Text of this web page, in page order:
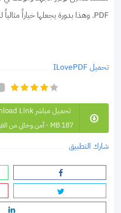
PDF. وهذا بدورة يجعلها خياراً مثالياً للعديد من الأعمال اليومية.
تحميل ILovePDF
تحميل مباشر Download Link
187 MB - آمن وخالي من الفيروسات
شارك التطبيق